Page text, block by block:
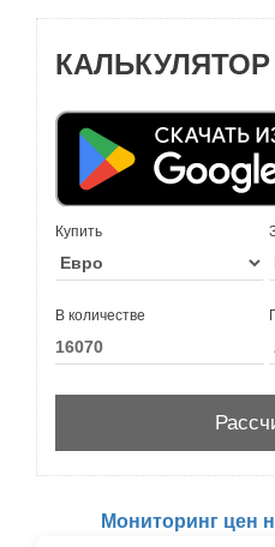
Купить
В количестве
Мониторинг цен